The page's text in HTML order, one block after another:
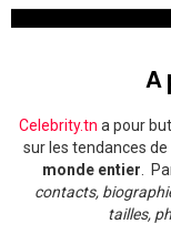
A
Celebrity.tn a pour
sur les tendances de
monde entier .
contacts,
tailles,